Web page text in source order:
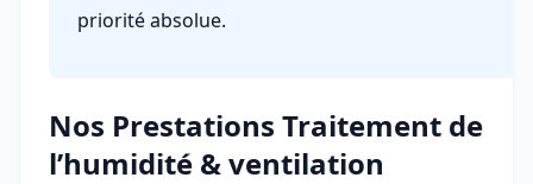
priorité absolue.
Nos Prestations Traitement de
l’humidité & ventilation